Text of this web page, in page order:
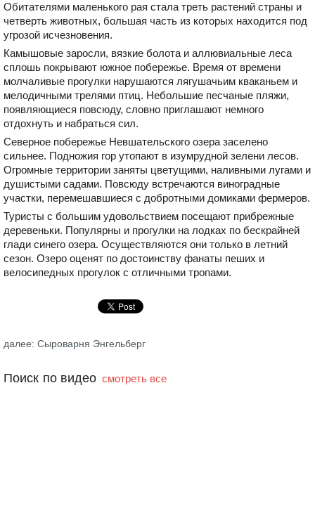
Обитателями маленького рая стала треть растений страны и
четверть животных, большая часть из которых находится под
угрозой исчезновения.
Камышовые заросли, вязкие болота и аллювиальные леса
сплошь покрывают южное побережье. Время от времени
молчаливые прогулки нарушаются лягушачьим кваканьем и
мелодичными трелями птиц. Небольшие песчаные пляжи,
появляющиеся повсюду, словно приглашают немного
отдохнуть и набраться сил.
Северное побережье Невшательского озера заселено
сильнее. Подножия гор утопают в изумрудной зелени лесов.
Огромные территории заняты цветущими, наливными лугами и
душистыми садами. Повсюду встречаются виноградные
участки, перемешавшиеся с добротными домиками фермеров.
Туристы с большим удовольствием посещают прибрежные
деревеньки. Популярны и прогулки на лодках по бескрайней
глади синего озера. Осуществляются они только в летний
сезон. Озеро оценят по достоинству фанаты пеших и
велосипедных прогулок с отличными тропами.
далее: Сыроварня Энгельберг
Поиск по видео смотреть все